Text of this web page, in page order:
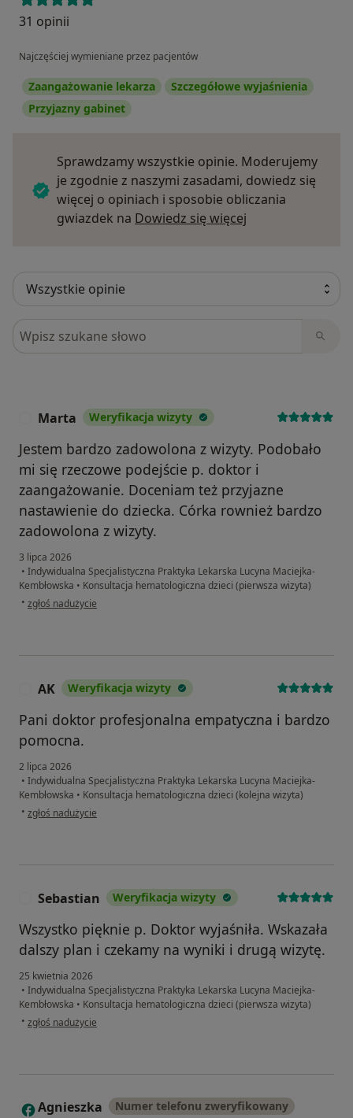
31 opinii
Najczęściej wymieniane przez pacjentów
Zaangażowanie lekarza
Szczegółowe wyjaśnienia
Przyjazny gabinet
Sprawdzamy wszystkie opinie. Moderujemy
je zgodnie z naszymi zasadami, dowiedz się
więcej o opiniach i sposobie obliczania
gwiazdek na Dowiedz się więcej
Szukaj w opiniach
Marta Weryfikacja wizyty
Jestem bardzo zadowolona z wizyty. Podobało
mi się rzeczowe podejście p. doktor i
zaangażowanie. Doceniam też przyjazne
nastawienie do dziecka. Córka rownież bardzo
zadowolona z wizyty.
3 lipca 2026
• Indywidualna Specjalistyczna Praktyka Lekarska Lucyna Maciejka-
Kembłowska • Konsultacja hematologiczna dzieci (pierwsza wizyta)
• w opinii użytkownika Marta
zgłoś nadużycie
AK Weryfikacja wizyty
Pani doktor profesjonalna empatyczna i bardzo
pomocna.
2 lipca 2026
• Indywidualna Specjalistyczna Praktyka Lekarska Lucyna Maciejka-
Kembłowska • Konsultacja hematologiczna dzieci (kolejna wizyta)
• w opinii użytkownika AK
zgłoś nadużycie
Sebastian Weryfikacja wizyty
Wszystko pięknie p. Doktor wyjaśniła. Wskazała
dalszy plan i czekamy na wyniki i drugą wizytę.
25 kwietnia 2026
• Indywidualna Specjalistyczna Praktyka Lekarska Lucyna Maciejka-
Kembłowska • Konsultacja hematologiczna dzieci (pierwsza wizyta)
• w opinii użytkownika Sebastian
zgłoś nadużycie
A Agnieszka Numer telefonu zweryfikowany